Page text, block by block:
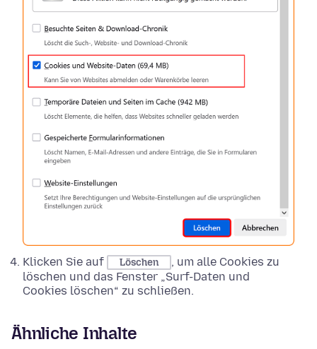
Klicken Sie auf Löschen
, um alle Cookies zu
löschen und das Fenster „Surf-Daten und
Cookies löschen“ zu schließen.
Ähnliche Inhalte